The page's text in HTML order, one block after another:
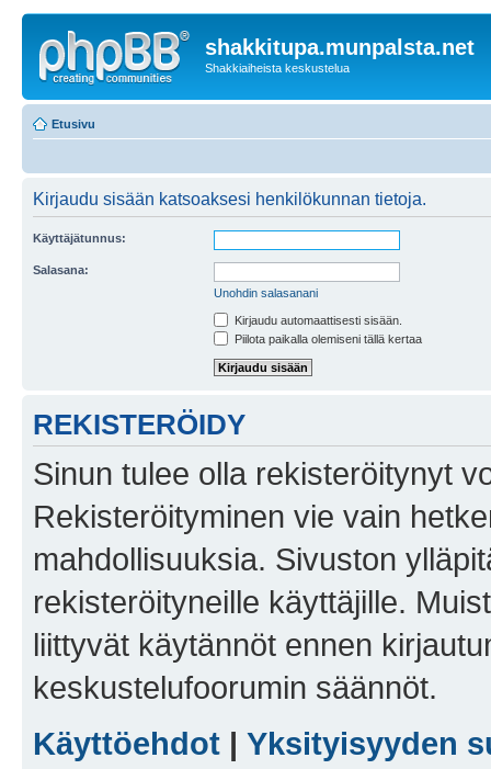
shakkitupa.munpalsta.net
Shakkiaiheista keskustelua
Etusivu
Kirjaudu sisään katsoaksesi henkilökunnan tietoja.
Käyttäjätunnus:
Salasana:
Unohdin salasanani
Kirjaudu automaattisesti sisään.
Piilota paikalla olemiseni tällä kertaa
REKISTERÖIDY
Sinun tulee olla rekisteröitynyt
Rekisteröityminen vie vain
mahdollisuuksia. Sivuston
rekisteröityneille käyttäjille.
liittyvät käytännöt ennen
keskustelufoorumin säännöt.
Käyttöehdot | Yksityisyyden